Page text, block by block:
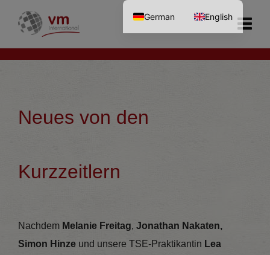
Neues von den
Kurzzeitlern
Nachdem Melanie Freitag, Jonathan Nakaten,
Simon Hinze und unsere TSE-Praktikantin Lea
German English